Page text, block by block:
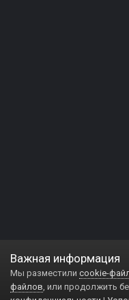
Важная информация
Мы разместили cookie-
файлов, или продолжить